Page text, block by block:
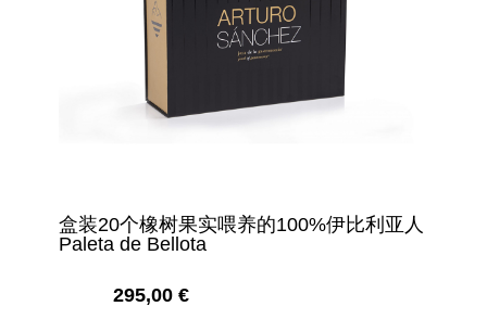
盒装20个橡树果实喂养的100%伊比利亚人
Paleta de Bellota
295,00 €